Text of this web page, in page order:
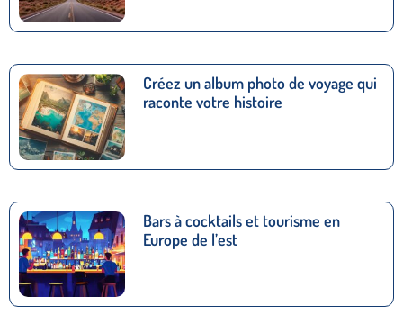
Créez un album photo de voyage qui
raconte votre histoire
Bars à cocktails et tourisme en
Europe de l’est